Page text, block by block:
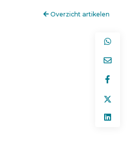
Overzicht artikelen